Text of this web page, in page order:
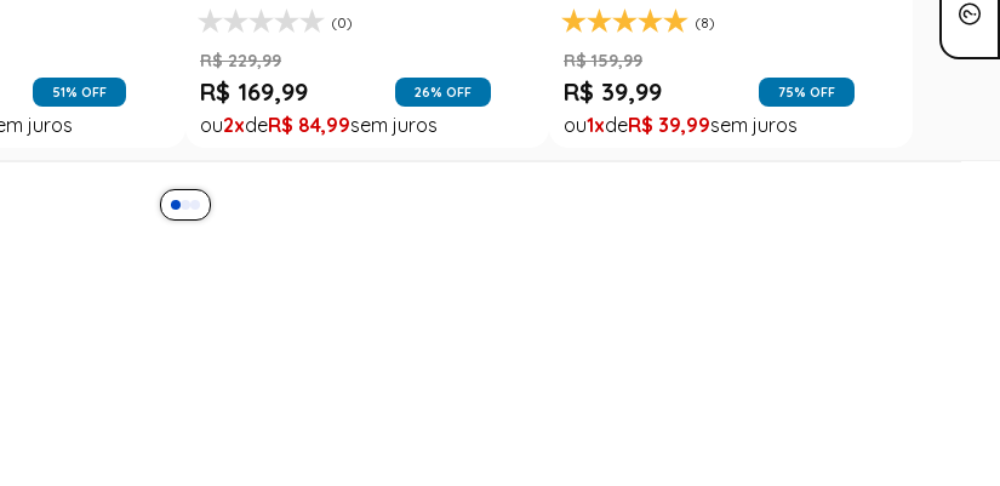
51% OFF
(0)
R$ 229,99
R$ 169,99 26% OFF
2 R$ 84,99
(8)
R$ 159,99
R$ 39,99 75% OFF
1 R$ 39,99